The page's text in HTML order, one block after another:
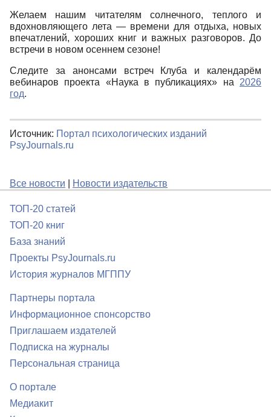
Желаем нашим читателям солнечного, теплого и
вдохновляющего лета — времени для отдыха, новых
впечатлений, хороших книг и важных разговоров. До
встречи в новом осеннем сезоне!
Следите за анонсами встреч Клуба и календарём
вебинаров проекта «Наука в публикациях» на 2026
год.
Источник: Портал психологических изданий
PsyJournals.ru
Все новости Новости издательств
ТОП-20 статей
ТОП-20 книг
База знаний
Проекты PsyJournals.ru
История журналов МГППУ
Партнеры портала
Информационное спонсорство
Приглашаем издателей
Подписка на журналы
Персональная страница
О портале
Медиакит